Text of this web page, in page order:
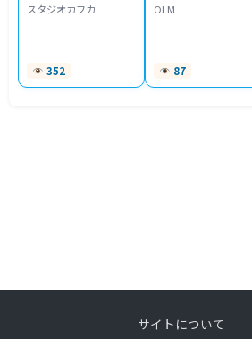
スタジオカフカ
352
OLM
87
サイトについて